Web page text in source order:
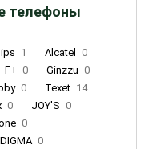
телефоны
1 Alcatel
0
F+ 0 Ginzzu 0
0 Texet 14
0 JOY'S 0
0
DIGMA 0